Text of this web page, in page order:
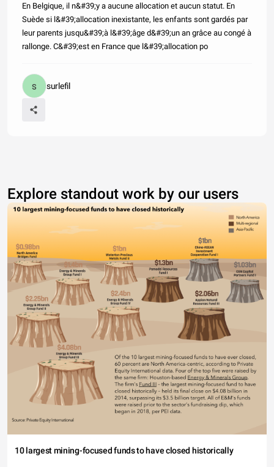
En Belgique, il n&#39;y a aucune allocation et aucun statut. En
Suède si l&#39;allocation inexistante, les enfants sont gardés par
leur parents jusqu&#39;à l&#39;âge d&#39;un an grâce au congé à
rallonge. C&#39;est en France que l&#39;allocation po
surlefil
Explore standout work by our users
10 largest mining-focused funds to have closed historically